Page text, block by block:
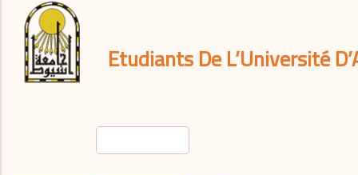
Etudiants De L’Université
décisions
Expatriés
Journal